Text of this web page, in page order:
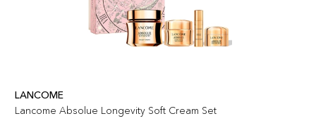
LANCOME
Lancome Absolue Longevity Soft Cream Set